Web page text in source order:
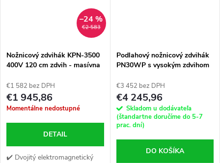
€2 583
–24 %
Nožnicový zdvihák KPN-3500
400V 120 cm zdvih - masívna
plošinami až 85 cm -
Elektromagnetické západky-
bez potreby kompresora
€1 582 bez DPH
€1 945,86
Momentálne nedostupné
DETAIL
✔️ Dvojitý elektromagnetický
Podlahový nožnicový zdvihák
PN30WP s vysokým zdvihom
€3 452 bez DPH
€4 245,96
Skladom u dodávateľa
(štandartne doručíme do 5-7
prac. dní)
DO KOŠÍKA